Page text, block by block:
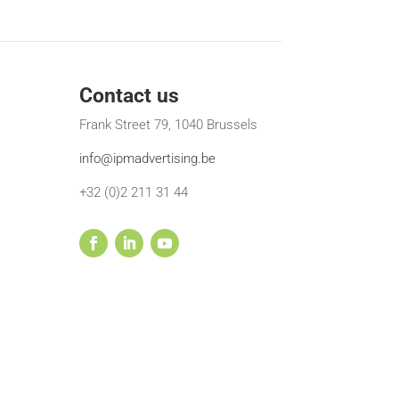
Contact us
Frank Street 79, 1040 Brussels
info@ipmadvertising.be
+32 (0)2 211 31 44